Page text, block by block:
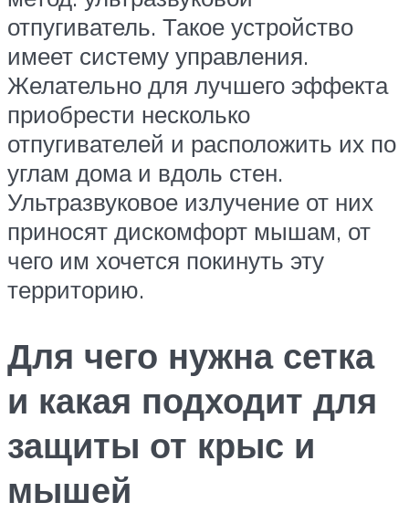
отпугиватель. Такое устройство
имеет систему управления.
Желательно для лучшего эффекта
приобрести несколько
отпугивателей и расположить их по
углам дома и вдоль стен.
Ультразвуковое излучение от них
приносят дискомфорт мышам, от
чего им хочется покинуть эту
территорию.
Для чего нужна сетка
и какая подходит для
защиты от крыс и
мышей